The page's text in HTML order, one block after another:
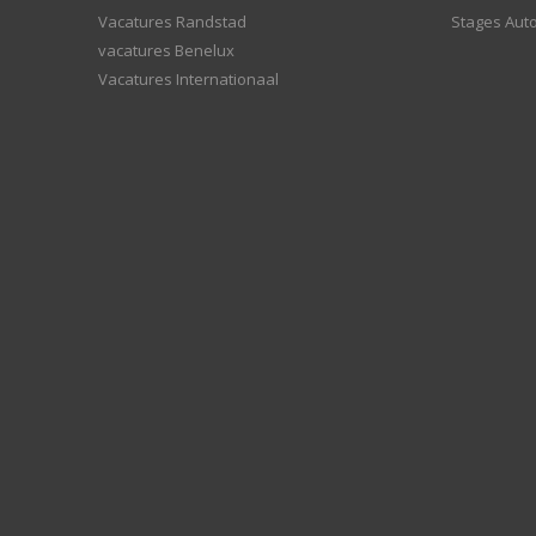
Vacatures Randstad
vacatures Benelux
Vacatures Internationaal
Stages